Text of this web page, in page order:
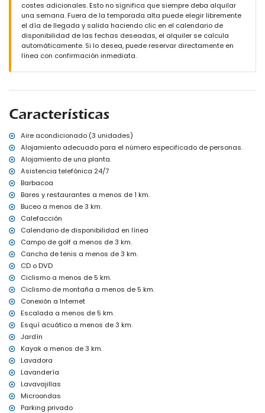
2 terrazas
Barbacoa
Área de estar al aire libre y área de comedor al aire libre
Espacio de estacionamiento cubierto privado y 2 espacios de
estacionamiento privados
Más información
Pueblo más cercano a 3 kilómetros de la villa
Parque más cercano a 3 kilómetros de la villa
Segundo aeropuerto más cercano: Valencia (> 100 kilómetros)
Transporte público cercano: autobús a 3 kilómetros
No se permiten mascotas
El alojamiento es muy adecuado para familias con niños
Instalaciones y servicios incluidos en el precio del alquiler de la
villa
Internet (WiFi)
Aspiradora y plancha con tabla de planchar
Ropa de cama y toallas
Servicio de recepción y servicio de emergencia 24 horas
Calefacción de aire y con aire acondicionado
Instalaciones y servicios con coste extra
Servicio de aeropuerto
Servicio de cocinero, servicio de lavandería y servicio de niñera
Cama extra y camas/cunas para niños (bajo demanda)
Entretenimiento y actividades de ocio para tus vacaciones en
Moraira, Costa Blanca
Disco y paseo marítimo (a menos de 5 kilómetros de la casa)
Lugares de interés y cultura en Moraira, Costa Blanca
Iglesia, castillo y ruinas (a menos de 5 kilómetros del
alojamiento)
Museo (a menos de 25 kilómetros del alojamiento)
costes adicionales. Esto no significa que siempre deba alquilar
una semana. Fuera de la temporada alta puede elegir libremente
el día de llegada y salida haciendo clic en el calendario de
disponibilidad de las fechas deseadas, el alquiler se calcula
automáticamente. Si lo desea, puede reservar directamente en
línea con confirmación inmediata.
Características
Aire acondicionado (3 unidades)
Alojamiento adecuado para el número especificado de personas.
Alojamiento de una planta.
Asistencia telefónica 24/7
Barbacoa
Bares y restaurantes a menos de 1 km.
Buceo a menos de 3 km.
Calefacción
Calendario de disponibilidad en línea
Campo de golf a menos de 3 km.
Cancha de tenis a menos de 3 km.
CD o DVD
Ciclismo a menos de 5 km.
Ciclismo de montaña a menos de 5 km.
Conexión a Internet
Escalada a menos de 5 km.
Esquí acuático a menos de 3 km.
Jardín
Kayak a menos de 3 km.
Lavadora
Lavandería
Lavavajillas
Microondas
Parking privado